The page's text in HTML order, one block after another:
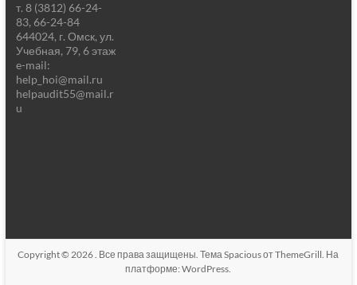
т. 8 (3812) 66-24-
83, 66-24-84
644024, г. Омск, ул.
Учебная, 79, 6 этаж
e-mail:
help_hoi@mail.ru
helpaudit55@mail.r
u
Copyright © 2026. Все права защищены. ТемаSpaciousот ThemeGrill. На
платформе:WordPress.